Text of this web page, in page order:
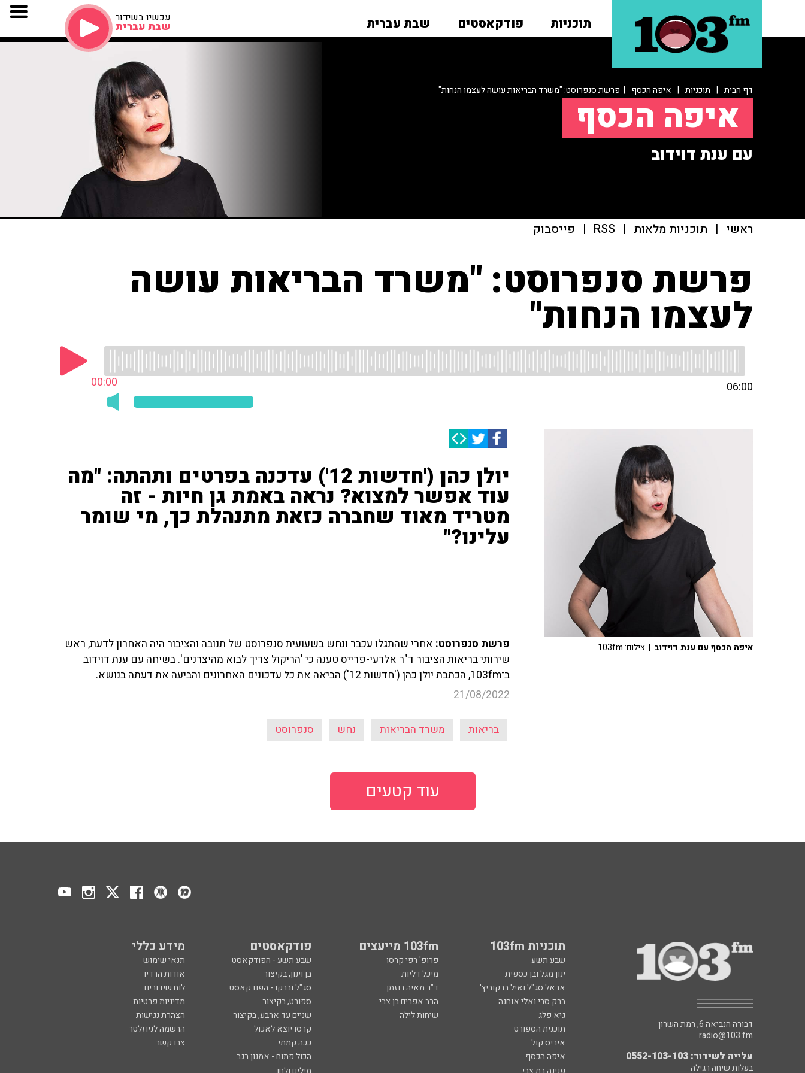
תוכניות פודקאסטים שבת עברית עכשיו בשידור
שבת עברית
דף הבית | תוכניות | איפה הכסף | פרשת סנפרוסט: "משרד הבריאות עושה לעצמו הנחות"
איפה הכסף
עם ענת דוידוב
ראשי | תוכניות מלאות |
RSS
| פייסבוק
פרשת סנפרוסט: "משרד הבריאות עושה
לעצמו הנחות"
00:00 06:00
יולן כהן ('חדשות 12') עדכנה בפרטים ותהתה: "מה
עוד אפשר למצוא? נראה באמת גן חיות - זה
מטריד מאוד שחברה כזאת מתנהלת כך, מי שומר
עלינו?"
פרשת סנפרוסט: אחרי שהתגלו עכבר ונחש בשעועית סנפרוסט של תנובה והציבור היה האחרון לדעת, ראש
שירותי בריאות הציבור ד"ר אלרעי-פרייס טענה כי 'הריקול צריך לבוא מהיצרנים'. בשיחה עם ענת דוידוב
ב־103fm, הכתבת יולן כהן ('חדשות 12') הביאה את כל עדכונים האחרונים והביעה את דעתה בנושא.
21/08/2022
בריאות משרד הבריאות נחש סנפרוסט
איפה הכסף עם ענת דוידוב | צילום: 103fm
עוד קטעים
תוכניות 103fm 103fm מייעצים פודקאסטים מידע כללי
שבע תשע פרופ' רפי קרסו שבע תשע - הפודקאסט
תנאי שימוש
ינון מגל ובן כספית
מיכל דליות בן וינון, בקיצור
אודות הרדיו
אראל סג"ל ואיל ברקוביץ'
ד"ר מאיה רוזמן סג"ל וברקו - הפודקאסט
לוח שידורים
ברק סרי ואלי אוחנה
הרב אפרים בן צבי ספורט, בקיצור
מדיניות פרטיות
גיא פלג
שיחות לילה שניים עד ארבע, בקיצור
הצהרת נגישות
תוכנית הספורט
קרסו יוצא לאכול
הרשמה לניוזלטר
איריס קול
ככה קמתי
צרו קשר
איפה הכסף
הכול פתוח - אמנון רגב
דבורה הנביאה 6, רמת השרון
radio@103.fm
עלייה לשידור: 0552-103-103
בעלות שיחה רגילה